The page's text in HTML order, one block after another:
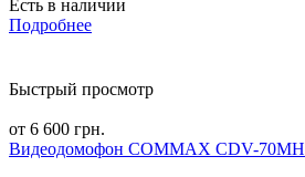
Есть в наличии
Подробнее
Быстрый просмотр
от 6 600 грн.
Видеодомофон COMMAX CDV-70MH